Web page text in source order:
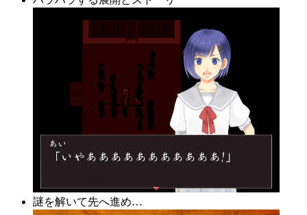
謎を解いて先へ進め…